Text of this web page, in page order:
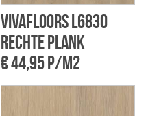
Vivafloors L6830
rechte plank
€ 44,95 p/m2